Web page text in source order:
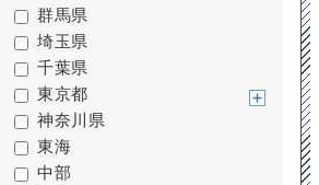
群馬県
埼玉県
千葉県
東京都
神奈川県
東海
中部